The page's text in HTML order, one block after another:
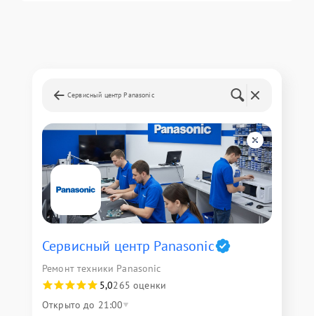
Сервисный центр Panasonic
Сервисный центр Panasonic
Ремонт техники Panasonic
5,0265 оценки
Открыто до 21:00